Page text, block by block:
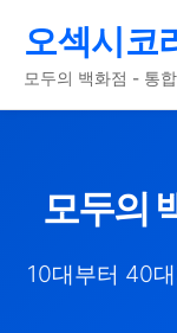
오섹시코
모두의 백화점 - 통
모두의
10대부터 40